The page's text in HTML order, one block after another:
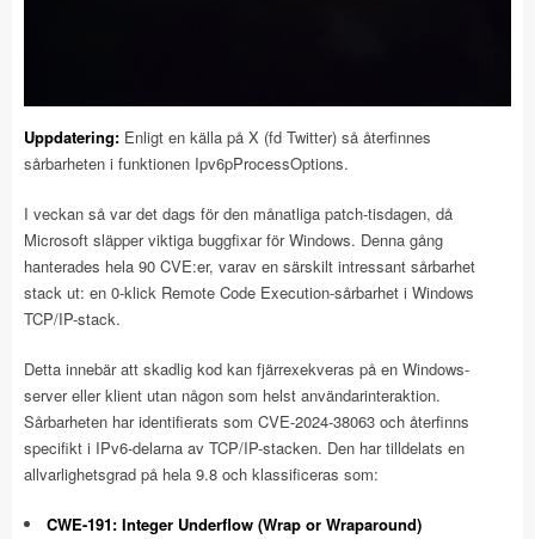
Uppdatering: Enligt en källa på X (fd Twitter) så återfinnes
sårbarheten i funktionen Ipv6pProcessOptions.
I veckan så var det dags för den månatliga patch-tisdagen, då
Microsoft släpper viktiga buggfixar för Windows. Denna gång
hanterades hela 90 CVE:er, varav en särskilt intressant sårbarhet
stack ut: en 0-klick Remote Code Execution-sårbarhet i Windows
TCP/IP-stack.
Detta innebär att skadlig kod kan fjärrexekveras på en Windows-
server eller klient utan någon som helst användarinteraktion.
Sårbarheten har identifierats som CVE-2024-38063 och återfinns
specifikt i IPv6-delarna av TCP/IP-stacken. Den har tilldelats en
allvarlighetsgrad på hela 9.8 och klassificeras som:
CWE-191: Integer Underflow (Wrap or Wraparound)